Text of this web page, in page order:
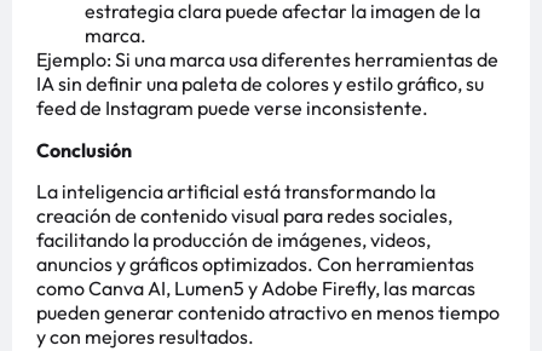
estrategia clara puede afectar la imagen de la
marca.
Ejemplo: Si una marca usa diferentes herramientas de
IA sin definir una paleta de colores y estilo gráfico, su
feed de Instagram puede verse inconsistente.
Conclusión
La inteligencia artificial está transformando la
creación de contenido visual para redes sociales,
facilitando la producción de imágenes, videos,
anuncios y gráficos optimizados. Con herramientas
como Canva AI, Lumen5 y Adobe Firefly, las marcas
pueden generar contenido atractivo en menos tiempo
y con mejores resultados.